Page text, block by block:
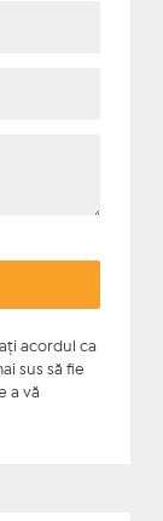
acordul ca
sus să fie
a vă